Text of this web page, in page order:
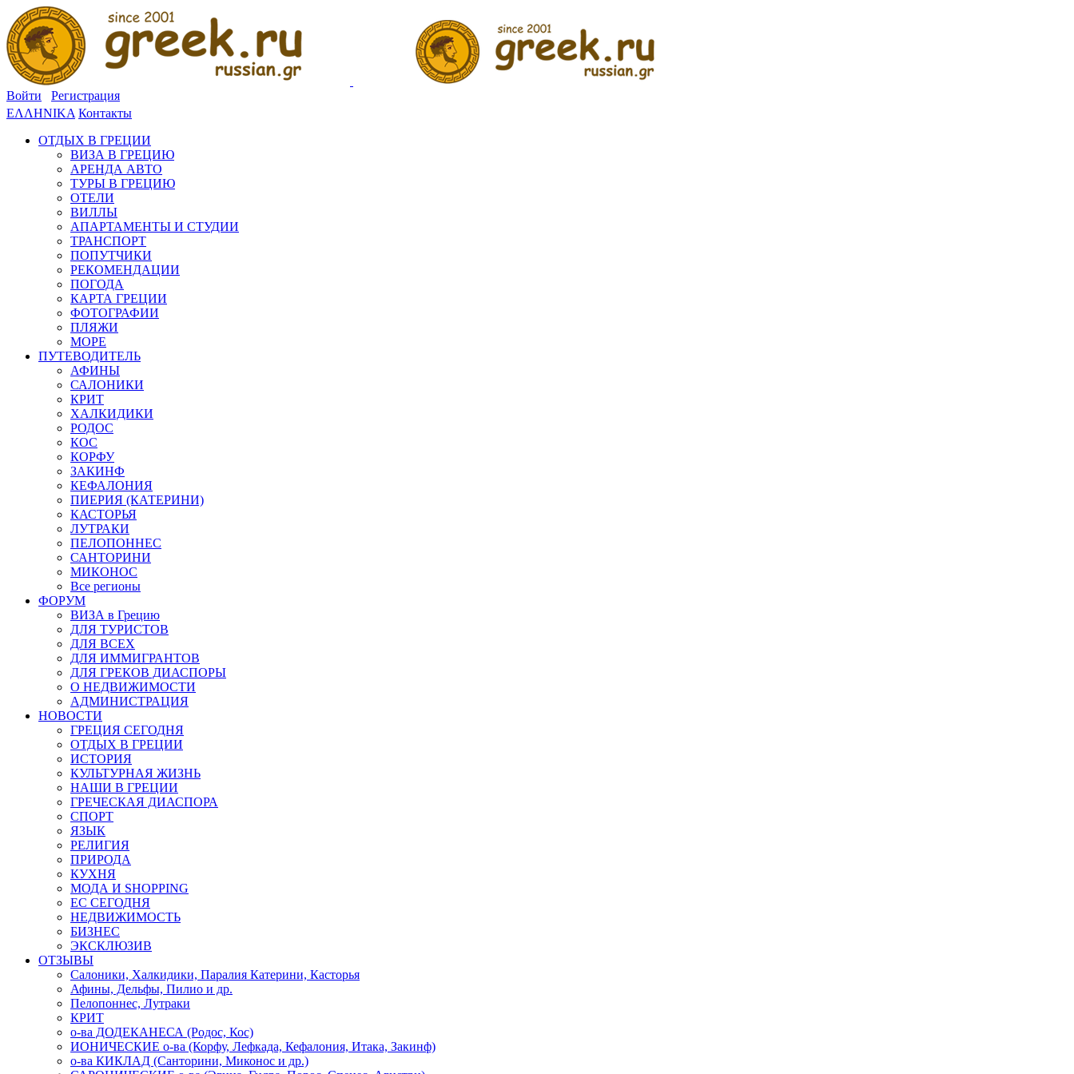
Войти
Регистрация
ΕΛΛΗΝΙΚΑ Контакты
ОТДЫХ В ГРЕЦИИ
ВИЗА В ГРЕЦИЮ
АРЕНДА АВТО
ТУРЫ В ГРЕЦИЮ
ОТЕЛИ
ВИЛЛЫ
АПАРТАМЕНТЫ И СТУДИИ
ТРАНСПОРТ
ПОПУТЧИКИ
РЕКОМЕНДАЦИИ
ПОГОДА
КАРТА ГРЕЦИИ
ФОТОГРАФИИ
ПЛЯЖИ
МОРЕ
ПУТЕВОДИТЕЛЬ
АФИНЫ
САЛОНИКИ
КРИТ
ХАЛКИДИКИ
РОДОС
КОС
КОРФУ
ЗАКИНФ
КЕФАЛОНИЯ
ПИЕРИЯ (КАТЕРИНИ)
КАСТОРЬЯ
ЛУТРАКИ
ПЕЛОПОННЕС
САНТОРИНИ
МИКОНОС
Все регионы
ФОРУМ
ВИЗА в Грецию
ДЛЯ ТУРИСТОВ
ДЛЯ ВСЕХ
ДЛЯ ИММИГРАНТОВ
ДЛЯ ГРЕКОВ ДИАСПОРЫ
О НЕДВИЖИМОСТИ
АДМИНИСТРАЦИЯ
НОВОСТИ
ГРЕЦИЯ СЕГОДНЯ
ОТДЫХ В ГРЕЦИИ
ИСТОРИЯ
КУЛЬТУРНАЯ ЖИЗНЬ
НАШИ В ГРЕЦИИ
ГРЕЧЕСКАЯ ДИАСПОРА
СПОРТ
ЯЗЫК
РЕЛИГИЯ
ПРИРОДА
КУХНЯ
МОДА И SHOPPING
ЕС СЕГОДНЯ
НЕДВИЖИМОСТЬ
БИЗНЕС
ЭКСКЛЮЗИВ
ОТЗЫВЫ
Салоники, Халкидики, Паралия Катерини, Касторья
Афины, Дельфы, Пилио и др.
Пелопоннес, Лутраки
КРИТ
о-ва ДОДЕКАНЕСА (Родос, Кос)
ИОНИЧЕСКИЕ о-ва (Корфу, Лефкада, Кефалония, Итака, Закинф)
о-ва КИКЛАД (Санторини, Миконос и др.)